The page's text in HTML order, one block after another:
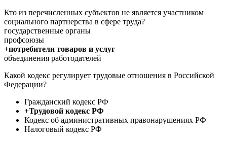
Кто из перечисленных субъектов не является участником
социального партнерства в сфере труда?
государственные органы
профсоюзы
+потребители товаров и услуг
объединения работодателей
Какой кодекс регулирует трудовые отношения в Российской
Федерации?
Гражданский кодекс РФ
+Трудовой кодекс РФ
Кодекс об административных правонарушениях РФ
Налоговый кодекс РФ